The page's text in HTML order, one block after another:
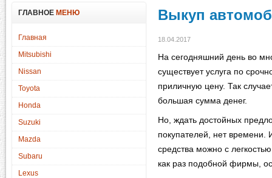
ГЛАВНОЕ МЕНЮ
Главная
Mitsubishi
Nissan
Toyota
Honda
Suzuki
Mazda
Subaru
Lexus
Выкуп
18.04.2017
На сегодняшний день во
существует услуга по
приличную цену. Так
большая сумма денег.
Но, ждать достойных
покупателей, нет времени.
средства можно с
как раз подобной фирмы,